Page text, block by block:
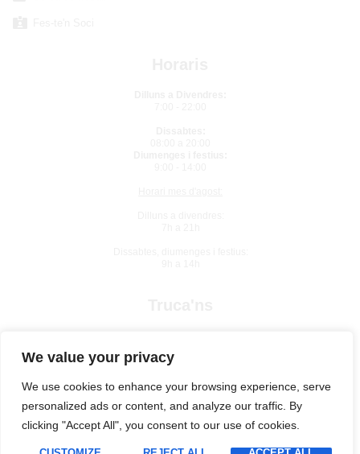
We value your privacy
We use cookies to enhance your browsing experience, serve
personalized ads or content, and analyze our traffic. By
clicking "Accept All", you consent to our use of cookies.
Copyright © 2026 . Tot el drets
Política de PrivacitatCookies